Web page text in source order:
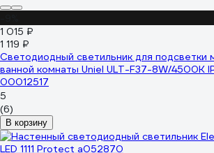
1 015 ₽
1 119 ₽
Светодиодный светильник для подсветки
ванной комнаты Uniel ULT-F37-8W/4500K
00012517
5
(6)
В корзину